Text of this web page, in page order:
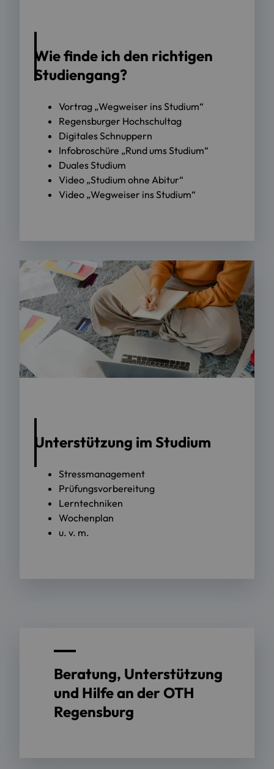
Wie finde ich den richtigen
Studiengang?
Vortrag „Wegweiser ins Studium“
Regensburger Hochschultag
Digitales Schnuppern
Infobroschüre „Rund ums Studium“
Duales Studium
Video „Studium ohne Abitur“
Video „Wegweiser ins Studium“
Unterstützung im Studium
Stressmanagement
Prüfungsvorbereitung
Lerntechniken
Wochenplan
u. v. m.
Beratung, Unterstützung
und Hilfe an der OTH
Regensburg